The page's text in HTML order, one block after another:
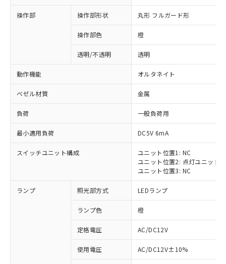
操作部 操作部形状 丸形 フルガード形
操作部色 橙
透明/不透明 透明
動作機能 オルタネイト
ベゼル材質 金属
負荷 一般負荷用
最小適用負荷 DC5V 6mA
スイッチユニット構成
ユニット位置1: NC
ユニット位置2: 点灯ユニット
ユニット位置3: NC
ランプ 照光部方式 LEDランプ
ランプ色 橙
定格電圧 AC/DC12V
使用電圧 AC/DC12V±10%
※1 対応状況